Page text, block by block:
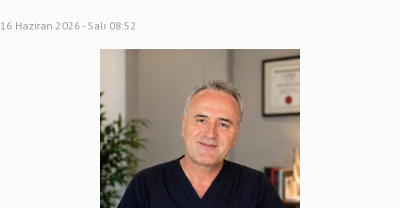
16 Haziran 2026 - Salı 08:52